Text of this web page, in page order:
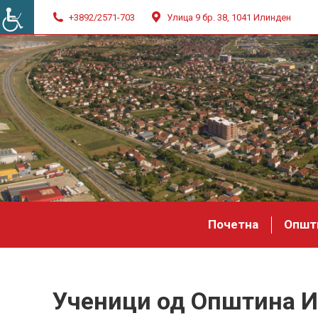
+3892/2571-703 Улица 9 бр. 38, 1041 Илинден
Почетна
Ученици од Општина